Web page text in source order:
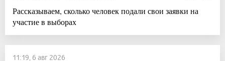
Рассказываем, сколько человек подали свои заявки на
участие в выборах
11:19, 6 авг 2026